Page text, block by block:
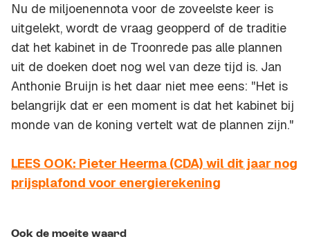
Nu de miljoenennota voor de zoveelste keer is
uitgelekt, wordt de vraag geopperd of de traditie
dat het kabinet in de Troonrede pas alle plannen
uit de doeken doet nog wel van deze tijd is. Jan
Anthonie Bruijn is het daar niet mee eens: ''Het is
belangrijk dat er een moment is dat het kabinet bij
monde van de koning vertelt wat de plannen zijn."
LEES OOK: Pieter Heerma (CDA) wil dit jaar nog
prijsplafond voor energierekening
Ook de moeite waard